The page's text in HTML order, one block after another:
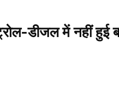
डीजल में नहीं हुई